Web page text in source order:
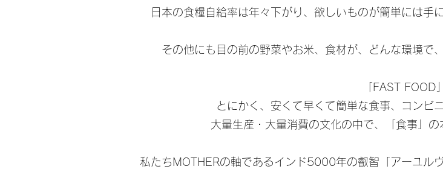
日本の食糧自給率は年々下がり、欲しいものが簡単には手
その他にも目の前の野菜やお米、食材が、どんな環境で
「FAST FOOD
とにかく、安くて早くて簡単な食事、コンビ
大量生産・大量消費の文化の中で、「食事」の
私たちMOTHERの軸であるインド5000年の叡智「アーユル